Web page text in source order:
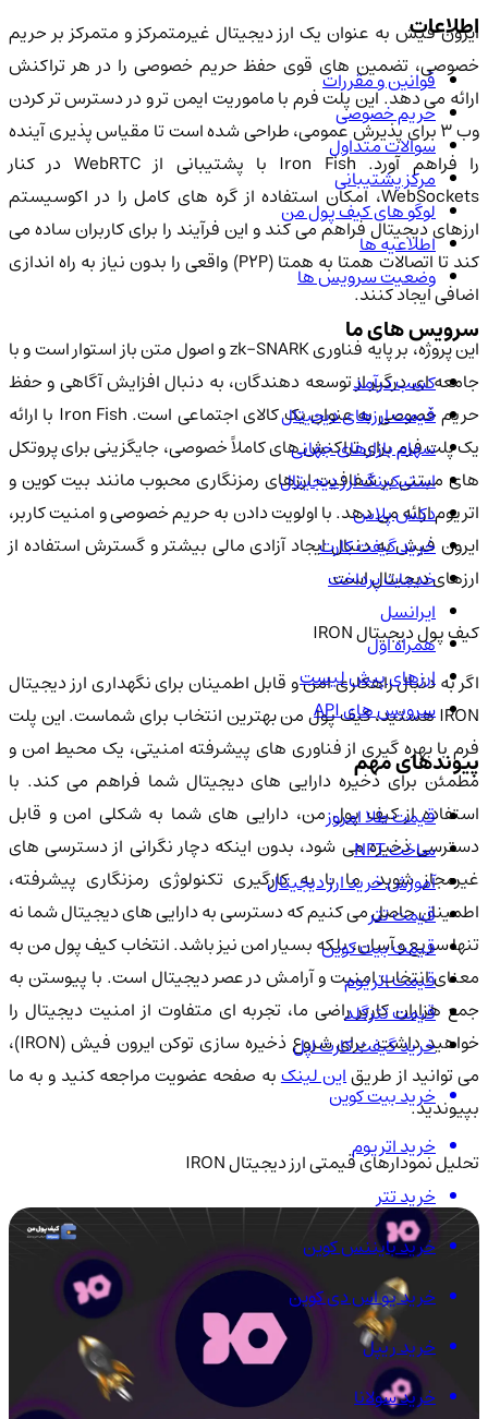
ایرون فیش به عنوان یک ارز دیجیتال غیرمتمرکز و متمرکز بر حریم
خصوصی، تضمین های قوی حفظ حریم خصوصی را در هر تراکنش
ارائه می دهد. این پلت فرم با ماموریت ایمن تر و در دسترس تر کردن
وب 3 برای پذیرش عمومی، طراحی شده است تا مقیاس پذیری آینده
را فراهم آورد. Iron Fish با پشتیبانی از WebRTC در کنار
WebSockets، امکان استفاده از گره های کامل را در اکوسیستم
ارزهای دیجیتال فراهم می کند و این فرآیند را برای کاربران ساده می
کند تا اتصالات همتا به همتا (P2P) واقعی را بدون نیاز به راه اندازی
اضافی ایجاد کنند.
این پروژه، بر پایه فناوری zk-SNARK و اصول متن باز استوار است و با
جامعه ای درگیر از توسعه دهندگان، به دنبال افزایش آگاهی و حفظ
حریم خصوصی به عنوان یک کالای اجتماعی است. Iron Fish با ارائه
یک پلت فرم برای تراکنش های کاملاً خصوصی، جایگزینی برای پروتکل
های مبتنی بر شفافیت ارزهای رمزنگاری محبوب مانند بیت کوین و
اتریوم ارائه می دهد. با اولویت دادن به حریم خصوصی و امنیت کاربر،
ایرون فیش به دنبال ایجاد آزادی مالی بیشتر و گسترش استفاده از
ارزهای دیجیتال است.
کیف پول دیجیتال IRON
اگر به دنبال راهکاری امن و قابل اطمینان برای نگهداری ارز دیجیتال
IRON هستید، کیف پول من بهترین انتخاب برای شماست. این پلت
فرم با بهره گیری از فناوری های پیشرفته امنیتی، یک محیط امن و
مطمئن برای ذخیره دارایی های دیجیتال شما فراهم می کند. با
استفاده از کیف پول من، دارایی های شما به شکلی امن و قابل
دسترسی ذخیره می شود، بدون اینکه دچار نگرانی از دسترسی های
غیرمجاز شوید. ما با به کارگیری تکنولوژی رمزنگاری پیشرفته،
اطمینان حاصل می کنیم که دسترسی به دارایی های دیجیتال شما نه
تنها سریع و آسان، بلکه بسیار امن نیز باشد. انتخاب کیف پول من به
معنای انتخاب امنیت و آرامش در عصر دیجیتال است. با پیوستن به
جمع هزاران کاربر راضی ما، تجربه ای متفاوت از امنیت دیجیتال را
خواهید داشت. برای شروع ذخیره سازی توکن ایرون فیش (IRON)،
می توانید از طریقاین لینکبه صفحه عضویت مراجعه کنید و به ما
بپیوندید.
تحلیل نمودارهای قیمتی ارز دیجیتال IRON
اطلاعات
قوانین و مقررات
حریم خصوصی
سوالات متداول
مرکز پشتیبانی
لوگو های کیف پول من
اطلاعیه ها
وضعیت سرویس ها
سرویس های ما
کسب درآمد
قیمت ارزهای دیجیتال
سهام بازارهای جهانی
استیکینگ ارز دیجیتال
دکس پلاس
خرید گیفت کارت
خدمات پرداخت
ایرانسل
همراه اول
ارزهای پیش لیست
سرویس های API
پیوندهای مهم
قیمت طلا امروز
ساخت NFT
آموزش خرید ارز دیجیتال
قیمت تتر
قیمت بیت کوین
قیمت اتریوم
قیمت تترگلد
خرید گیفت کارت اپل
خرید بیت کوین
خرید اتریوم
خرید تتر
خرید بایننس کوین
خرید یو اس دی کوین
خرید ریپل
خرید سولانا